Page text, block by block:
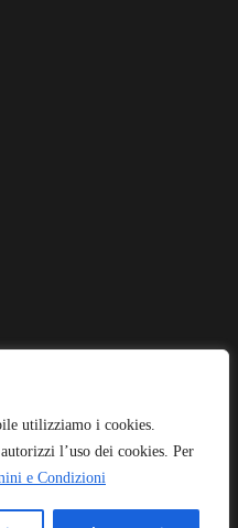
utilizziamo i cookies.
l’uso dei cookies. Per
e Condizioni